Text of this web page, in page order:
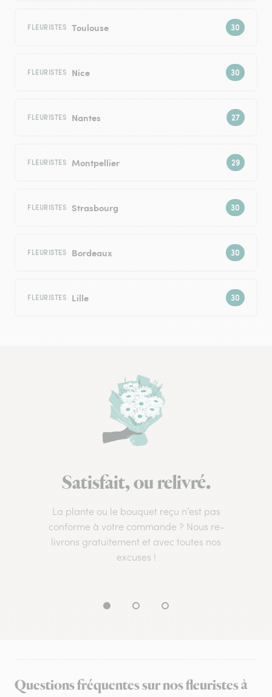
FLEURISTES Toulouse
FLEURISTES Nice
FLEURISTES Nantes
FLEURISTES Montpellier
FLEURISTES Strasbourg
FLEURISTES Bordeaux
FLEURISTES Lille
Satisfait, ou relivré.
La plante ou le bouquet reçu n’est pas
conforme à votre commande ? Nous re-
livrons gratuitement et avec toutes nos
excuses !
Questions fréquentes sur nos fleuristes à